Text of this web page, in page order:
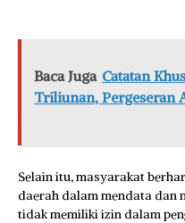
Baca Juga Catatan
Triliunan, Pergeseran
Selain itu, masyarakat
daerah dalam mendata dan
tidak memiliki izin dalam